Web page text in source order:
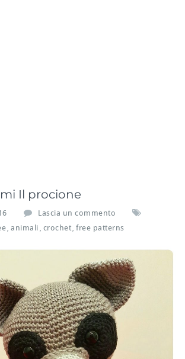
Il procione
Lascia un commento
animali crochet free patterns